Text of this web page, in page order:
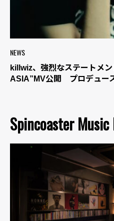
NEWS
killwiz、強烈なステートメ
ASIA”MV公開 プロデュー
Spincoaster